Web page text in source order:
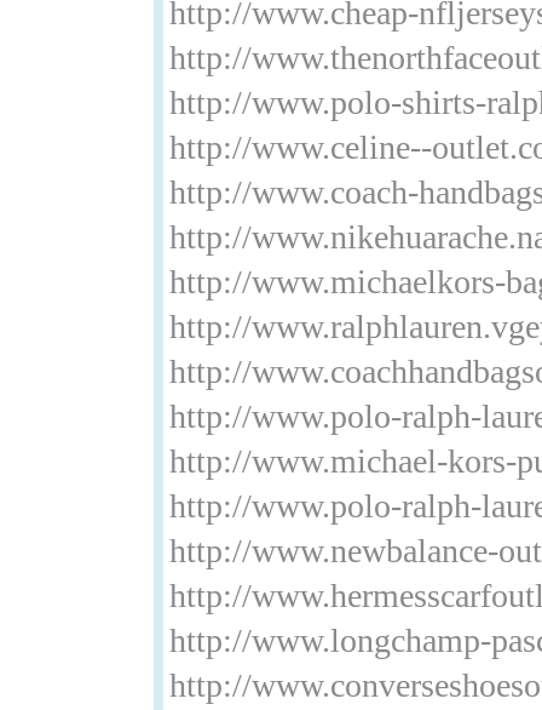
http://www.cheap-
http://
http://www.polo-shirts-
http://www.celine--
http://www.coach-
http://
http://www.michaelkors-
http://
http://
http://www.polo-ralph-
http://www.michael-kors-
http://www.polo-ralph-
http://www.newbalance-
http://
http://www.longchamp-
http://